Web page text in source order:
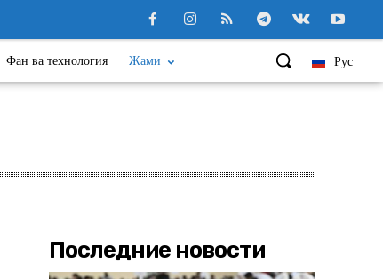
Рус
Фан ва технология Жами
Последние новости